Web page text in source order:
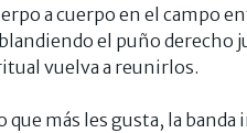
a cuerpo en el campo
el puño derecho
vuelva a reunirlos.
más les gusta, la banda